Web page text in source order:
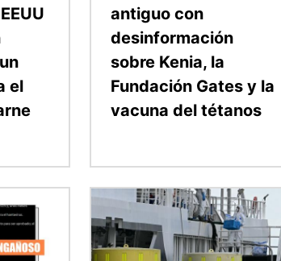
el
antiguo con
desinformación
sobre Kenia, la
Fundación Gates y la
vacuna del tétanos
Imagen